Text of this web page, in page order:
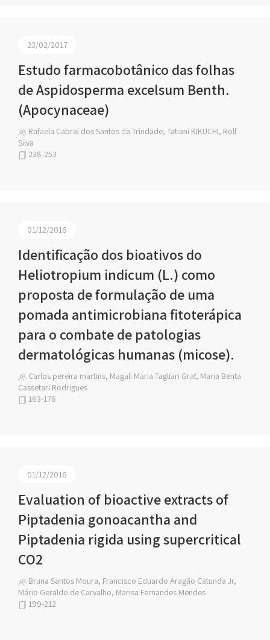
23/02/2017
Estudo farmacobotânico das folhas
de Aspidosperma excelsum Benth.
(Apocynaceae)
Rafaela Cabral dos Santos da Trindade, Tatiani KIKUCHI, Rolf
Silva
238-253
01/12/2016
Identificação dos bioativos do
Heliotropium indicum (L.) como
proposta de formulação de uma
pomada antimicrobiana fitoterápica
para o combate de patologias
dermatológicas humanas (micose).
Carlos pereira martins, Magali Maria Tagliari Graf, Maria Benta
Cassetari Rodrigues
163-176
01/12/2016
Evaluation of bioactive extracts of
Piptadenia gonoacantha and
Piptadenia rigida using supercritical
CO2
Bruna Santos Moura, Francisco Eduardo Aragão Catunda Jr,
Mário Geraldo de Carvalho, Marisa Fernandes Mendes
199-212